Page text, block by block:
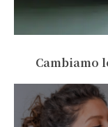
Cambiamo